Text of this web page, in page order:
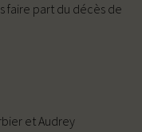
faire part du décès de
et Audrey